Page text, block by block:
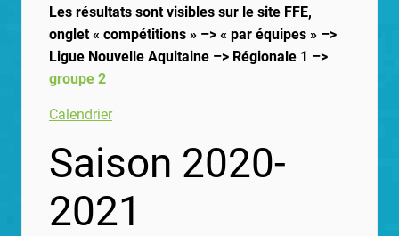
Les résultats sont visibles sur le site FFE,
onglet « compétitions » –> « par équipes » –>
Ligue Nouvelle Aquitaine –> Régionale 1 –>
groupe 2
Calendrier
Saison 2020-
2021